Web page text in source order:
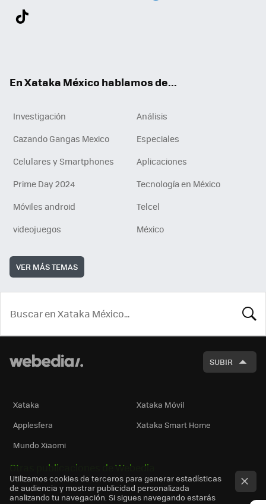
En Xataka México hablamos de...
Investigación
Análisis
Cazando Gangas Mexico
Especiales
Celulares y Smartphones
Aplicaciones
Prime Day 2024
Tecnología en México
Móviles android
Telcel
videojuegos
México
VER MÁS TEMAS
SUBIR
Xataka
Xataka Móvil
Applesfera
Xataka Smart Home
Mundo Xiaomi
Otras publicaciones de Webedia
Utilizamos cookies de terceros para generar estadísticas
de audiencia y mostrar publicidad personalizada
analizando tu navegación. Si sigues navegando estarás